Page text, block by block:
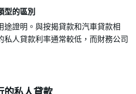
型的區別
途證明。與按揭貸款和汽車貸款相
私人貸款利率通常較低，而財務公司